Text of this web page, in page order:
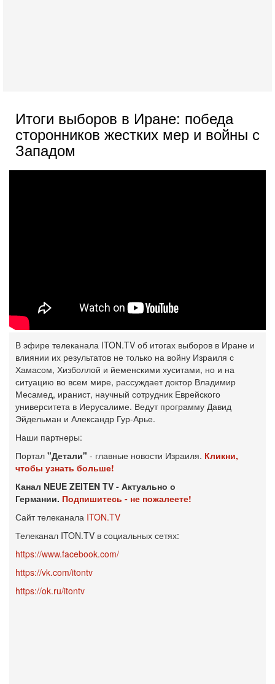
Итоги выборов в Иране: победа
сторонников жестких мер и войны с
Западом
В эфире телеканала ITON.TV об итогах выборов в Иране и
влиянии их результатов не только на войну Израиля с
Хамасом, Хизболлой и йеменскими хуситами, но и на
ситуацию во всем мире, рассуждает доктор Владимир
Месамед, иранист, научный сотрудник Еврейского
университета в Иерусалиме. Ведут программу Давид
Эйдельман и Александр Гур-Арье.
Наши партнеры:
Портал "Детали" - главные новости Израиля. Кликни,
чтобы узнать больше!
Канал NEUE ZEITEN TV - Актуально о
Германии. Подпишитесь - не пожалеете!
Сайт телеканала ITON.TV
Телеканал ITON.TV в социальных сетях:
https://www.facebook.com/
https://vk.com/itontv
https://ok.ru/itontv